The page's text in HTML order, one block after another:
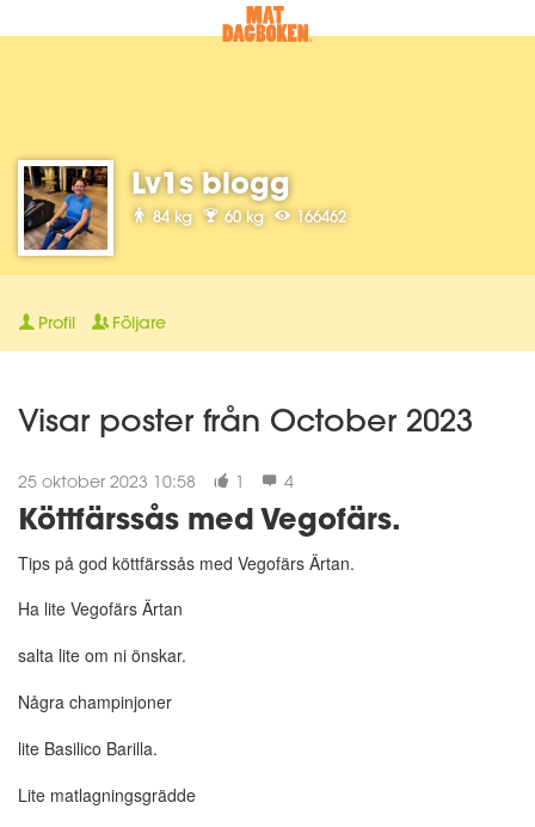
Lv1s blogg
84 kg 60 kg 166462
Profil Följare
Visar poster från October 2023
25 oktober 2023 10:58 1 4
Köttfärssås med Vegofärs.
Tips på god köttfärssås med Vegofärs Ärtan.
Ha lite Vegofärs Ärtan
salta lite om ni önskar.
Några champinjoner
lite Basilico Barilla.
Lite matlagningsgrädde